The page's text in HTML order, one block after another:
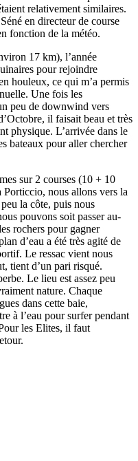
relativement similaires.
en directeur de course
fonction de la météo.
17 km), l’année
pour rejoindre
houleux, ce qui m’a permis
Une fois les
peu de downwind vers
il faisait beau et très
physique. L’arrivée dans le
bateaux pour aller chercher
sur 2 courses (10 + 10
nous allons vers la
la côte, puis nous
pouvons soit passer au-
rochers pour gagner
d’eau a été très agité de
Le ressac vient nous
tient d’un pari risqué.
Le lieu est assez peu
nature. Chaque
dans cette baie,
à l’eau pour surfer pendant
les Elites, il faut